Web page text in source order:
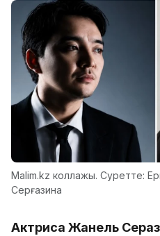
Malim.kz коллажы. Суретте:
Серғазина
Актриса Жанель